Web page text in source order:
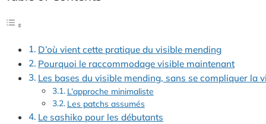
D’où vient cette pratique du visible mending
Pourquoi le raccommodage visible maintenant
Les bases du visible mending, sans se compliquer la
L’approche minimaliste
Les patchs assumés
Le sashiko pour les débutants